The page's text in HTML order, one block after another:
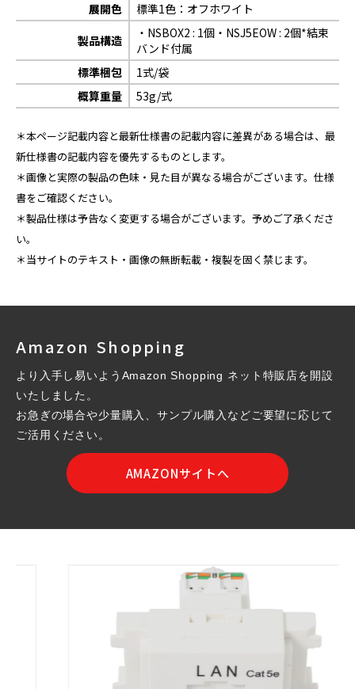
展開色
標準1色：オフホワイト
製品構造
・NSBOX2 : 1個・NSJ5EOW : 2個*結束
バンド付属
標準梱包
1式/袋
概算重量
53g/式
＊本ページ記載内容と最新仕様書の記載内容に差異がある場合は、最
新仕様書の記載内容を優先するものとします。
＊画像と実際の製品の色味・見た目が異なる場合がございます。仕様
書をご確認ください。
＊製品仕様は予告なく変更する場合がございます。予めご了承くださ
い。
＊当サイトのテキスト・画像の無断転載・複製を固く禁じます。
Amazon Shopping
より入手し易いようAmazon Shopping ネット特販店を開設
いたしました。
お急ぎの場合や少量購入、サンプル購入などご要望に応じて
ご活用ください。
AMAZONサイトへ